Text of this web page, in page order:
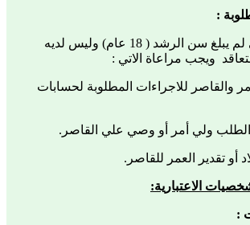
:
القاصر هو الذي لم يبلغ سن الرشد ( 18 عام) وليس لديه
للتعاقد ويجب مراعاة الاتي :
والقاصر للاجراءات المطلوبة لحسابات
ولي أمر أو وصي علي القاصر.
أو تقدير العمر للقاصر.
الاعتبارية:
: